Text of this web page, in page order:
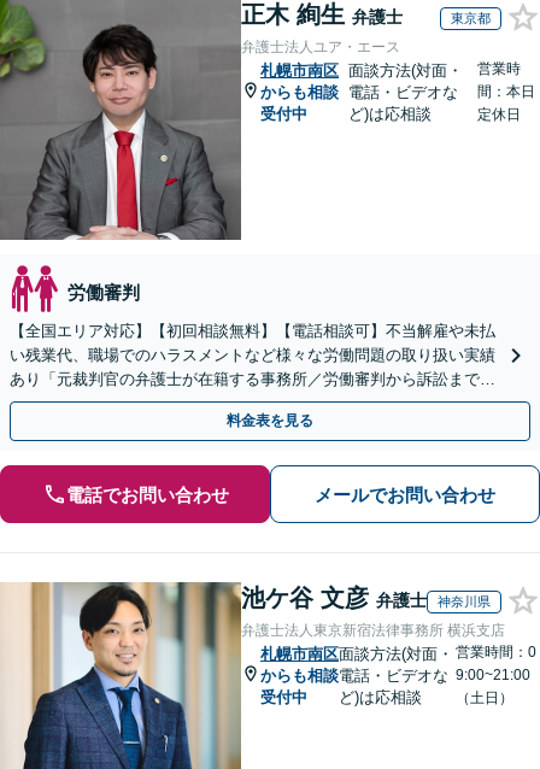
正木 絢生 弁護士 東京都
弁護士法人ユア・エース
札幌市南区
からも相談
受付中
面談方法(対面・
電話・ビデオな
ど)は応相談
営業時
間：本日
定休日
労働審判
【全国エリア対応】【初回相談無料】【電話相談可】不当解雇や未払
い残業代、職場でのハラスメントなど様々な労働問題の取り扱い実績
あり「元裁判官の弁護士が在籍する事務所／労働審判から訴訟まで、
裁判官経験を活かした最適な戦略を立案」
料金表を見る
電話でお問い合わせ メールでお問い合わせ
池ケ谷 文彦 弁護士 神奈川県
弁護士法人東京新宿法律事務所 横浜支店
札幌市南区
からも相談
受付中
面談方法(対面・
電話・ビデオな
ど)は応相談
営業時間：0
9:00~21:00
（土日）